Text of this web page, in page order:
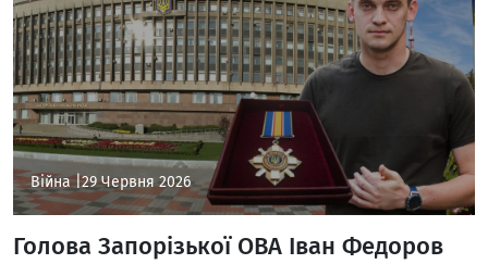
Війна |29 Червня 2026
Голова Запорізької ОВА Іван Федоров